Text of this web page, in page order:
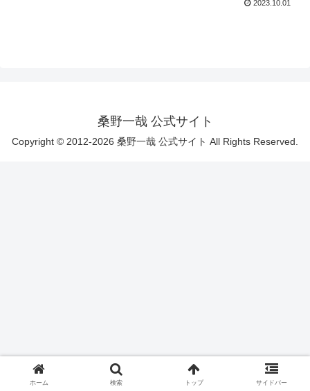
2023.10.01
桑野一哉 公式サイト
Copyright © 2012-2026 桑野一哉 公式サイト All Rights Reserved.
ホーム 検索 トップ サイドバー